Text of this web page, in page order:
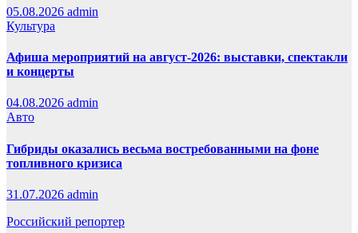
05.08.2026 admin
Культура
Афиша мероприятий на август-2026: выставки, спектакли
и концерты
04.08.2026 admin
Авто
Гибриды оказались весьма востребованными на фоне
топливного кризиса
31.07.2026 admin
Российский репортер